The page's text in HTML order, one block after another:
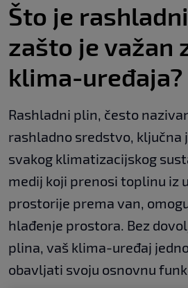
Što je
zašto je važan
klima-uređaja?
Rashladni plin, često
rashladno sredstvo, ključna
svakog klimatizacijskog
medij koji prenosi toplinu iz
prostorije prema van,
hlađenje prostora. Bez
plina, vaš klima-uređaj
obavljati svoju osnovnu